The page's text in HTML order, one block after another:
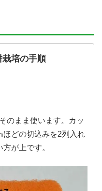
培の手順
のまま使います。カッ
ほどの切込みを2列入れ
が上です。